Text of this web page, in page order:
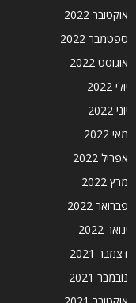
אוקטובר 2022
ספטמבר 2022
אוגוסט 2022
יולי 2022
יוני 2022
מאי 2022
אפריל 2022
מרץ 2022
פברואר 2022
ינואר 2022
דצמבר 2021
נובמבר 2021